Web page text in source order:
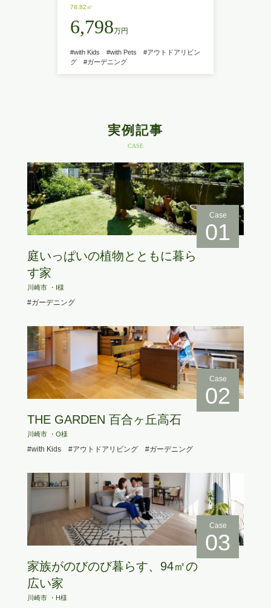
78.82㎡
6,798万円
#with Kids #with Pets
#アウトドアリビン
グ
#ガーデニング
実例記事
CASE
Case
01
庭いっぱいの植物とともに暮ら
す家
川崎市 ・I様
#ガーデニング
Case
02
THE GARDEN 百合ヶ丘高石
川崎市 ・O様
#with Kids #アウトドアリビング #ガーデニング
Case
03
家族がのびのび暮らす、94㎡の
広い家
川崎市 ・H様